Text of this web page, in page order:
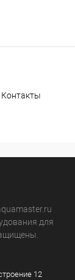
Контакты
для
12